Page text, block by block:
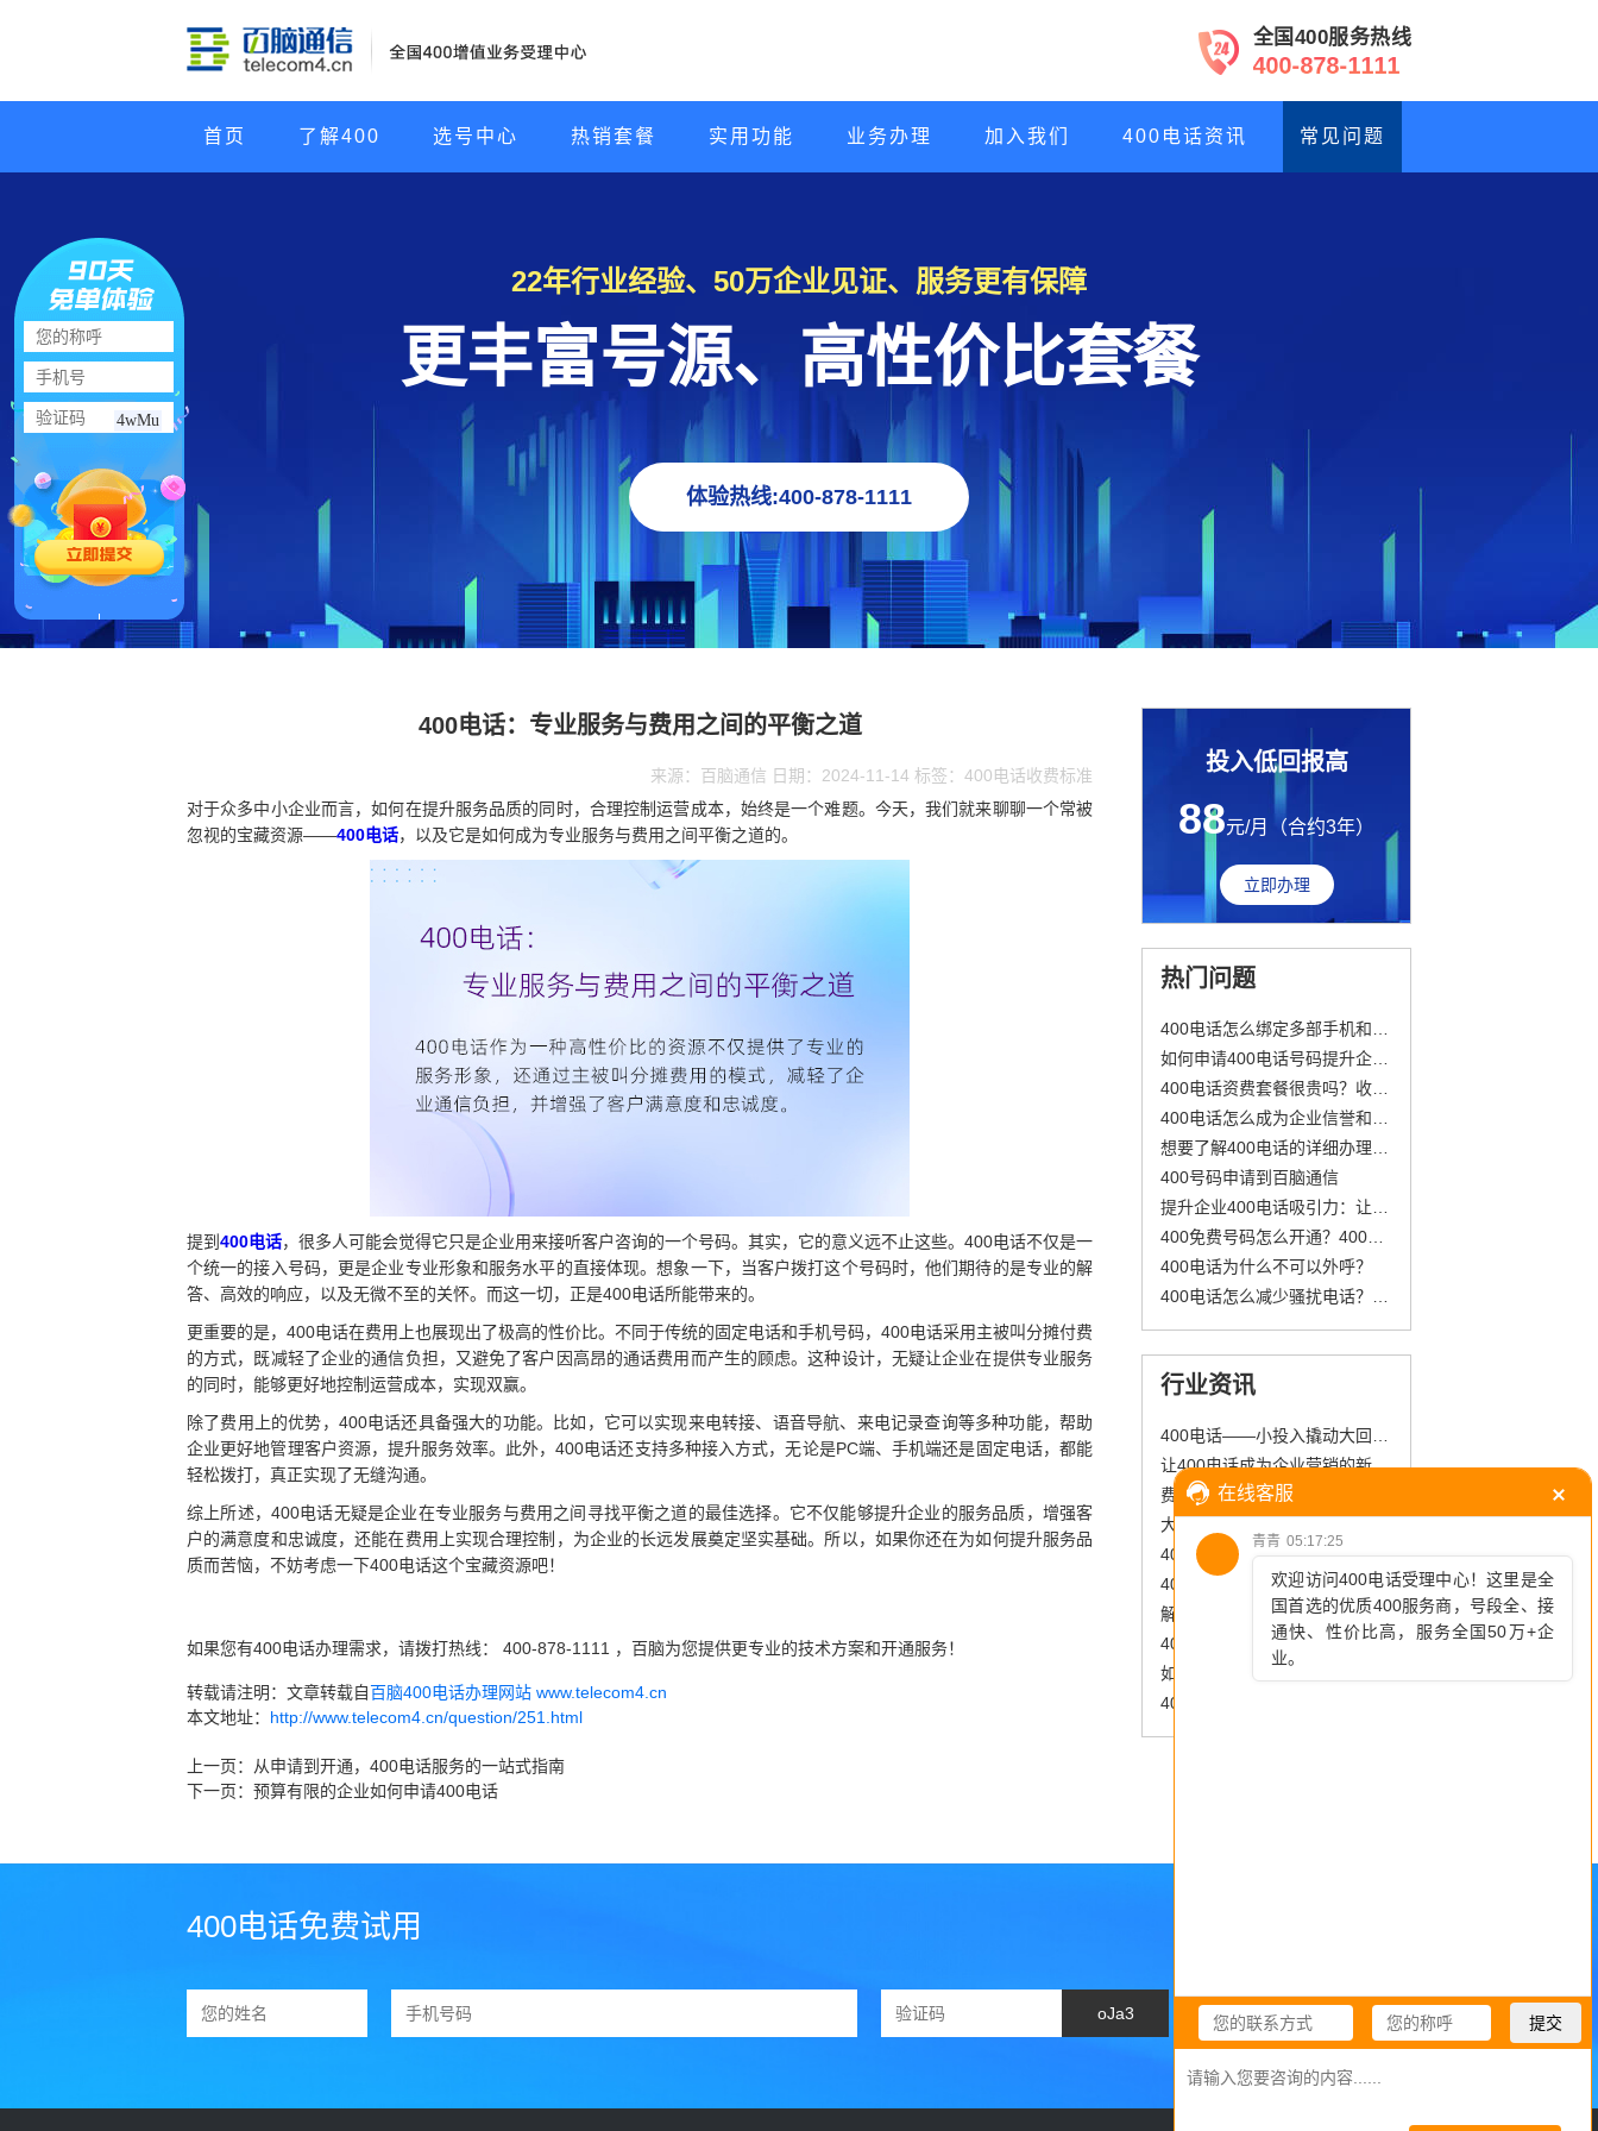
全国400服务热线
400-878-1111
首页 了解400 选号中心 热销套餐 实用功能 业务办理 加入我们 400电话资讯 常见问题
22年行业经验、50万企业见证、服务更有保障
更丰富号源、高性价比套餐
体验热线:400-878-1111
400电话：专业服务与费用之间的平衡之道
来源：百脑通信 日期：2024-11-14 标签：400电话收费标准
对于众多中小企业而言，如何在提升服务品质的同时，合理控制运营成本，始终是一个难题。今天，我们就来聊聊一个常被
忽视的宝藏资源——400电话，以及它是如何成为专业服务与费用之间平衡之道的。
提到400电话，很多人可能会觉得它只是企业用来接听客户咨询的一个号码。其实，它的意义远不止这些。400电话不仅是一
个统一的接入号码，更是企业专业形象和服务水平的直接体现。想象一下，当客户拨打这个号码时，他们期待的是专业的解
答、高效的响应，以及无微不至的关怀。而这一切，正是400电话所能带来的。
更重要的是，400电话在费用上也展现出了极高的性价比。不同于传统的固定电话和手机号码，400电话采用主被叫分摊付费
的方式，既减轻了企业的通信负担，又避免了客户因高昂的通话费用而产生的顾虑。这种设计，无疑让企业在提供专业服务
的同时，能够更好地控制运营成本，实现双赢。
除了费用上的优势，400电话还具备强大的功能。比如，它可以实现来电转接、语音导航、来电记录查询等多种功能，帮助
企业更好地管理客户资源，提升服务效率。此外，400电话还支持多种接入方式，无论是PC端、手机端还是固定电话，都能
轻松拨打，真正实现了无缝沟通。
综上所述，400电话无疑是企业在专业服务与费用之间寻找平衡之道的最佳选择。它不仅能够提升企业的服务品质，增强客
户的满意度和忠诚度，还能在费用上实现合理控制，为企业的长远发展奠定坚实基础。所以，如果你还在为如何提升服务品
质而苦恼，不妨考虑一下400电话这个宝藏资源吧！
如果您有400电话办理需求，请拨打热线： 400-878-1111 ，百脑为您提供更专业的技术方案和开通服务！
转载请注明：文章转载自百脑400电话办理网站 www.telecom4.cn
本文地址： http://www.telecom4.cn/question/251.html
上一页：
从申请到开通，400电话服务的一站式指南
下一页： 预算有限的企业如何申请400电话
投入低回报高
88元/月（合约3年）
立即办理
热门问题
400号码申请到百脑通信
400电话为什么不可以外呼？
行业资讯
让400电话成为企业营销的新名片
400电话的基础功能有哪些，需要付费吗
400电话开通流程详解，助力企业快速建立沟通桥梁
解锁企业新名片：电信400电话申请全知道
400电话彩铃功能，让等待变得愉悦
如何明确400电话呼叫中心定位
4wMu